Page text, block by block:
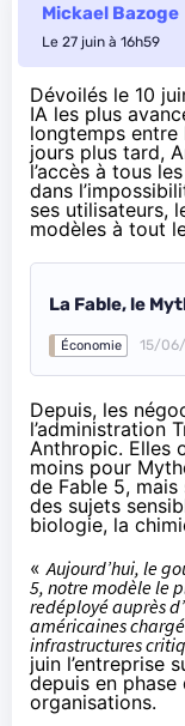
Mickael Bazoge
Le 27 juin à 16h59
Dévoilés le 10
IA les plus
longtemps entre
jours plus tard,
l’accès à tous
dans
ses utilisateurs,
modèles à tout
La Fable, le
Économie 15/
Depuis, les
l’administration
Anthropic. Elles
moins pour
de Fable 5, mais
des sujets
biologie, la
« Aujourd’hui, le
5, notre modèle le
redéployé auprès
américaines
infrastructures
juin l’entreprise
depuis en
organisations.